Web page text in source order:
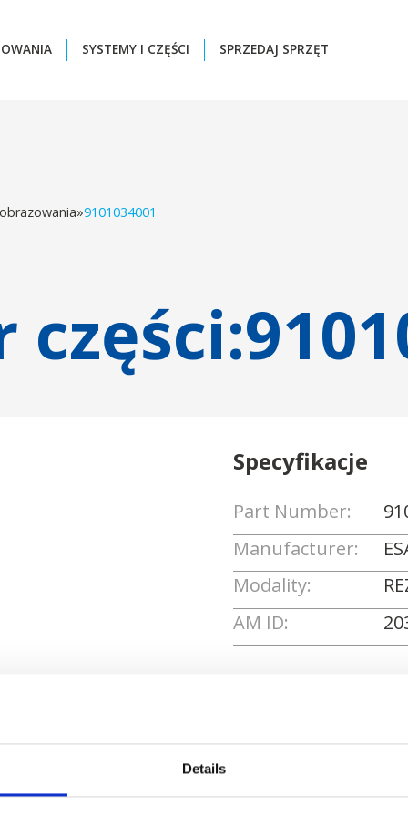
Details
SYSTEMY I CZĘŚCI SPRZEDAJ SPRZĘT
»9101034001
części:
Specyfikacje
Part Number:
Manufacturer:
Modality:
AM ID: